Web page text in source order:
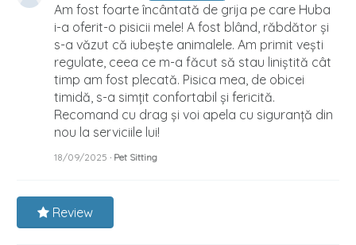
Am fost foarte încântată de grija pe care Huba
i-a oferit-o pisicii mele! A fost blând, răbdător și
s-a văzut că iubește animalele. Am primit vești
regulate, ceea ce m-a făcut să stau liniștită cât
timp am fost plecată. Pisica mea, de obicei
timidă, s-a simțit confortabil și fericită.
Recomand cu drag și voi apela cu siguranță din
nou la serviciile lui!
18/09/2025 · Pet Sitting
Review